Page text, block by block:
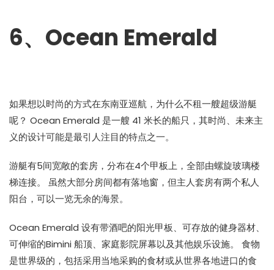
6、Ocean Emerald
如果想以时尚的方式在东南亚巡航，为什么不租一艘超级游艇
呢？ Ocean Emerald 是一艘 41 米长的船只，其时尚、未来主
义的设计可能是最引人注目的特点之一。
游艇有5间宽敞的套房，分布在4个甲板上，全部由螺旋玻璃楼
梯连接。 虽然大部分房间都有落地窗，但主人套房有两个私人
阳台，可以一览无余的海景。
Ocean Emerald 设有带酒吧的阳光甲板、可存放的健身器材、
可伸缩的Bimini 船顶、家庭影院屏幕以及其他娱乐设施。 食物
是世界级的，包括采用当地采购的食材或从世界各地进口的食